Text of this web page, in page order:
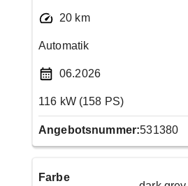
20 km
Automatik
06.2026
116 kW (158 PS)
Angebotsnummer:531380
Farbe